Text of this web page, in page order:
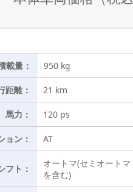
載量： 950 kg
距離： 21 km
馬力： 120 ps
ョン： AT
フト：
オートマ(セミオートマ
を含む)